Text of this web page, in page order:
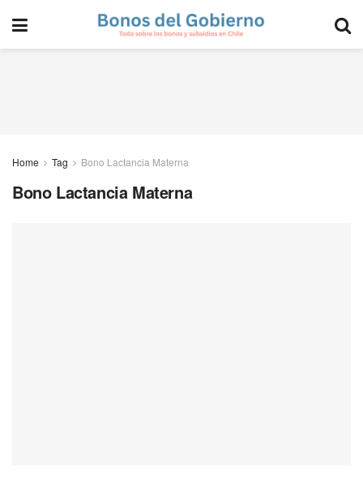
Home Tag Bono Lactancia Materna
Bono Lactancia Materna